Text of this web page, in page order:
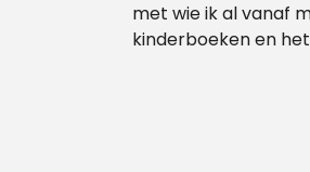
met wie ik al vanaf
kinderboeken en